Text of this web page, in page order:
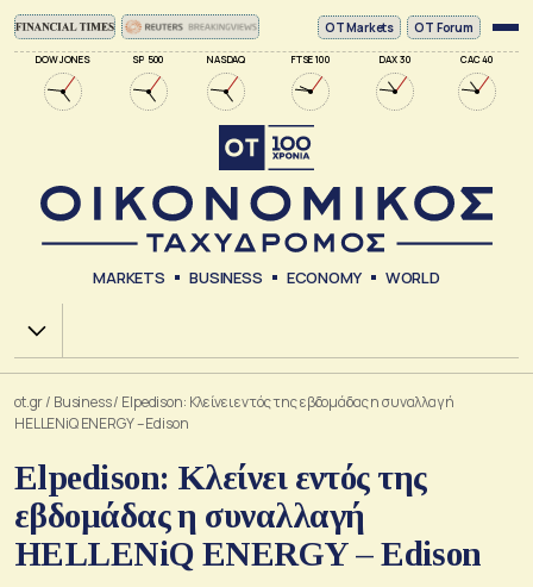
DOW JONES SP 500 NASDAQ FTSE 100 DAX 30 CAC 40
ΟΤ Markets OT Forum
MARKETS BUSINESS ECONOMY WORLD
Χ.Α.
ot.gr/ Business/ Elpedison: Κλείνει εντός της εβδομάδας η συναλλαγή
HELLENiQ ENERGY – Edison
Elpedison: Κλείνει εντός της
εβδομάδας η συναλλαγή
HELLENiQ ENERGY – Edison